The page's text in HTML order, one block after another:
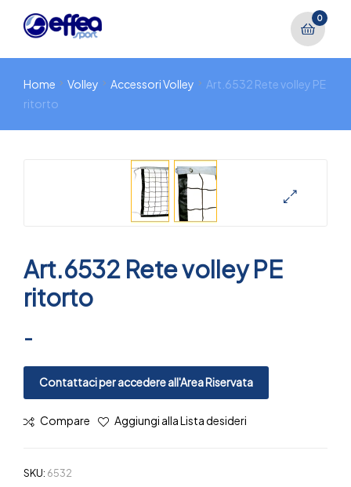
0
Home Volley Accessori Volley
Art.6532 Rete volley PE
ritorto
Art.6532 Rete volley PE
ritorto
-
Contattaci per accedere all'Area Riservata
Compare Aggiungi alla Lista desideri
SKU: 6532